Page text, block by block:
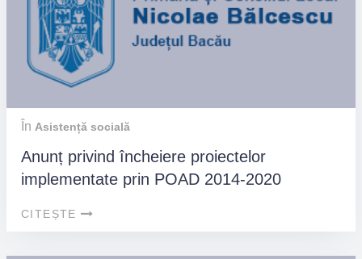
În Asistență socială
Anunț privind încheiere proiectelor
implementate prin POAD 2014-2020
CITEȘTE